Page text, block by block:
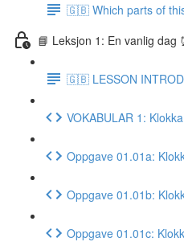
🇬🇧 Which parts of
📘 Leksjon 1: En vanlig dag
🇬🇧 LESSON
VOKABULAR 1:
Oppgave 01.01a:
Oppgave 01.01b:
Oppgave 01.01c: